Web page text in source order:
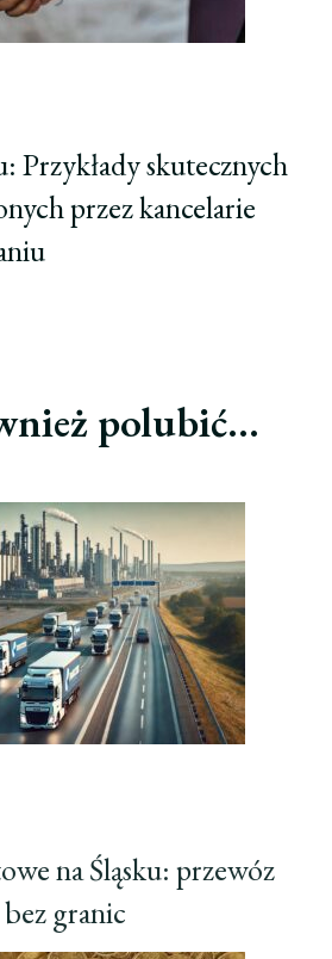
Przykłady skutecznych
przez kancelarie
polubić…
na Śląsku: przewóz
granic